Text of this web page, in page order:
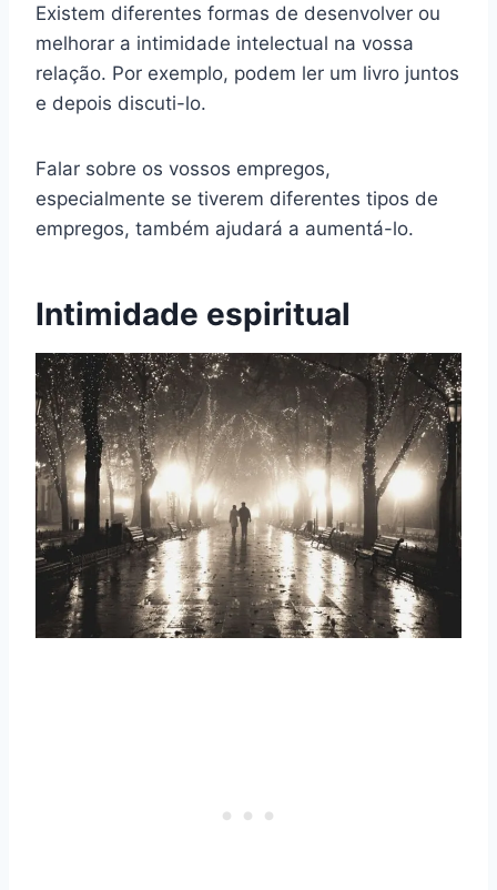
Existem diferentes formas de desenvolver ou
melhorar a intimidade intelectual na vossa
relação. Por exemplo, podem ler um livro juntos
e depois discuti-lo.
Falar sobre os vossos empregos,
especialmente se tiverem diferentes tipos de
empregos, também ajudará a aumentá-lo.
Intimidade espiritual